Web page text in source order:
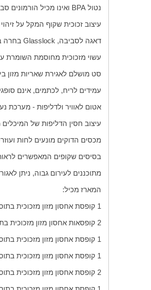
נטול BPA ואינו מכיל הורמונים
עיצוב זכוכית שקוף המקל על
דאגה לסביבה, Glasslock בחרה
עשוי מזכוכית מחוסמת השומרת
סט מושלם לאגירת שאריות מזון
עמידים לריח, לכתמים, אינם
אטום לאוויר ולדליפות - מערכת
עיצוב חסין הדליפות של
מכסים הדוקים מונעים לחות ועוזרים לשמור על טריות המזון
בסיסים שקופים המאפשרים
מתוכננים לעירום גבוה, ניתן
המארז מכיל:
1 קופסת אחסון מזון מזכוכית בתוספת מכסה בקיבולת של 1,500 מ"ל
2 קופסאות אחסון מזון מזכוכית בתוספת מכסה בקיבולת של 830 מ"ל
1 קופסת אחסון מזון מזכוכית בתוספת מכסה בקיבולת של 780 מ"ל
1 קופסת אחסון מזון מזכוכית בתוספת מכסה בקיבולת של 733 מ"ל
2 קופסת אחסון מזון מזכוכית בתוספת מכסה בקיבולת של 380 מ"ל